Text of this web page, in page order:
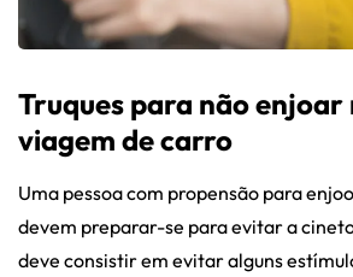
Truques para não enjoar
viagem de carro
Uma pessoa com propensão para
devem preparar-se para evitar a
deve consistir em evitar alguns